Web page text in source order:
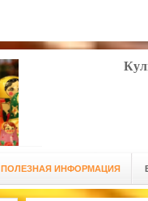
ПОЛЕЗНАЯ ИНФОРМАЦИЯ